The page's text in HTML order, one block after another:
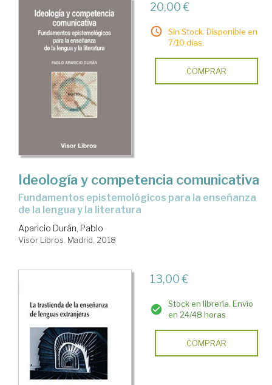
20,00 €
Sin Stock. Disponible en
7/10 días.
COMPRAR
Ideología y competencia comunicativa
fundamentos epistemológicos para la enseñanza
de la lengua y la literatura
Aparicio Durán, Pablo
Visor Libros. Madrid, 2018
13,00 €
Stock en librería. Envío
en 24/48 horas
COMPRAR